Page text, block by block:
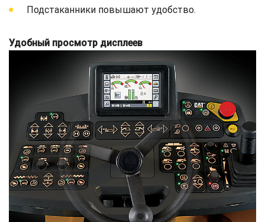
Подстаканники повышают удобство.
Удобный просмотр дисплеев